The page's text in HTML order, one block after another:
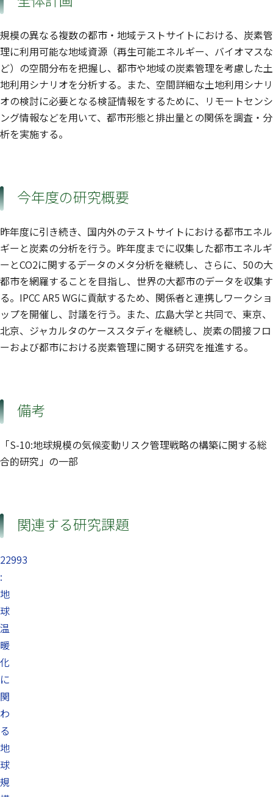
規模の異なる複数の都市・地域テストサイトにおける、炭素管
理に利用可能な地域資源（再生可能エネルギー、バイオマスな
ど）の空間分布を把握し、都市や地域の炭素管理を考慮した土
地利用シナリオを分析する。また、空間詳細な土地利用シナリ
オの検討に必要となる検証情報をするために、リモートセンシ
ング情報などを用いて、都市形態と排出量との関係を調査・分
析を実施する。
今年度の研究概要
昨年度に引き続き、国内外のテストサイトにおける都市エネル
ギーと炭素の分析を行う。昨年度までに収集した都市エネルギ
ーとCO2に関するデータのメタ分析を継続し、さらに、50の大
都市を網羅することを目指し、世界の大都市のデータを収集す
る。IPCC AR5 WGに貢献するため、関係者と連携しワークショ
ップを開催し、討議を行う。また、広島大学と共同で、東京、
北京、ジャカルタのケーススタディを継続し、炭素の間接フロ
ーおよび都市における炭素管理に関する研究を推進する。
備考
「S-10:地球規模の気候変動リスク管理戦略の構築に関する総
合的研究」の一部
関連する研究課題
22993
:
地
球
温
暖
化
に
関
わ
る
地
球
規